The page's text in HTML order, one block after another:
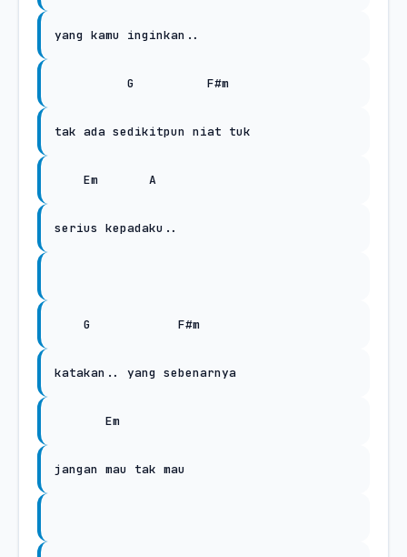
yang kamu inginkan..
G F#m
tak ada sedikitpun niat tuk
Em A
serius kepadaku..
G F#m
katakan.. yang sebenarnya
Em
jangan mau tak mau